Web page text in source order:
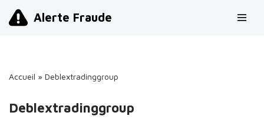
Alerte Fraude
Accueil » Deblextradinggroup
Deblextradinggroup